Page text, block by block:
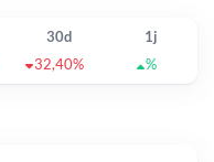
30d
1j
32,40% %